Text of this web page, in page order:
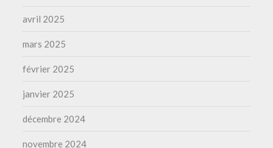
avril 2025
mars 2025
février 2025
janvier 2025
décembre 2024
novembre 2024